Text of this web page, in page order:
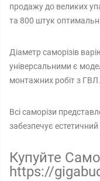
продажу до великих
та 800 штук
Діаметр саморізів
універсальними є
монтажних робіт з ГВЛ.
Всі саморізи
забезпечує естетичний
Купуйте
https://